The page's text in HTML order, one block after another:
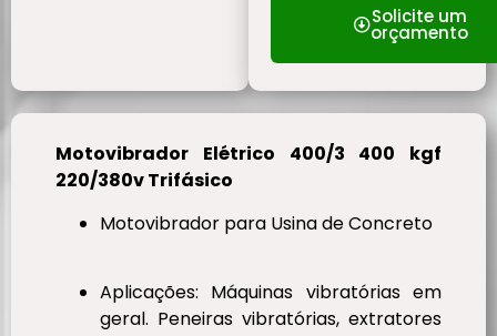
Solicite um
orçamento
Motovibrador Elétrico 400/3 400 kgf
220/380v Trifásico
Motovibrador para Usina de Concreto
Aplicações: Máquinas vibratórias em
geral. Peneiras vibratórias, extratores